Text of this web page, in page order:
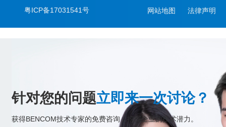
粤ICP备17031541号 网站地图 法律声明
针对您的问题立即来一次讨论？
获得BENCOM技术专家的免费咨询，挖掘企业的技术潜力。